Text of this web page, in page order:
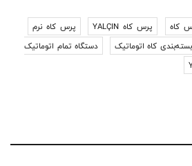
کاه پرس کاه YALÇIN
پرس کاه نرم
بسته‌بندی کاه اتوماتیک
دستگاه تمام اتوماتیک